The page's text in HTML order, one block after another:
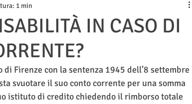
- NIS 2 DIRITTO
IN CASO DI
1 min
Firenze con la sentenza 1945 dell’8 settembre
svuotare il suo conto corrente per una somma
istituto di credito chiedendo il rimborso totale